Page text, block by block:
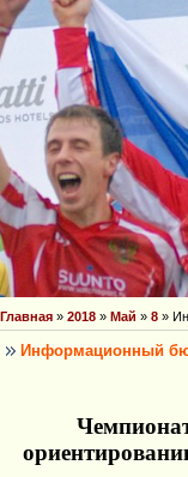
Главная » 2018 » Май » 8 »
Информационный